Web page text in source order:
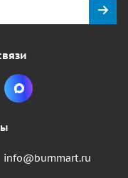
info@bummart.ru